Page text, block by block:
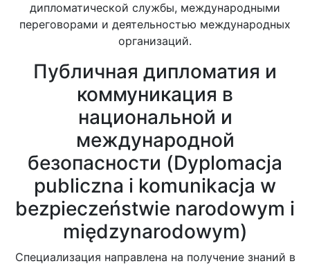
дипломатической службы, международными
переговорами и деятельностью международных
организаций.
Публичная дипломатия и
коммуникация в
национальной и
международной
безопасности (Dyplomacja
publiczna i komunikacja w
bezpieczeństwie narodowym i
międzynarodowym)
Специализация направлена на получение знаний в